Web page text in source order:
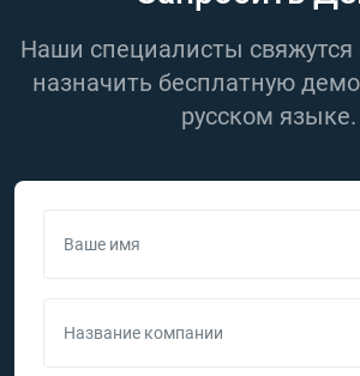
Наши специалисты свяжутся
назначить бесплатную
русском языке.
Ваше имя
Название компании